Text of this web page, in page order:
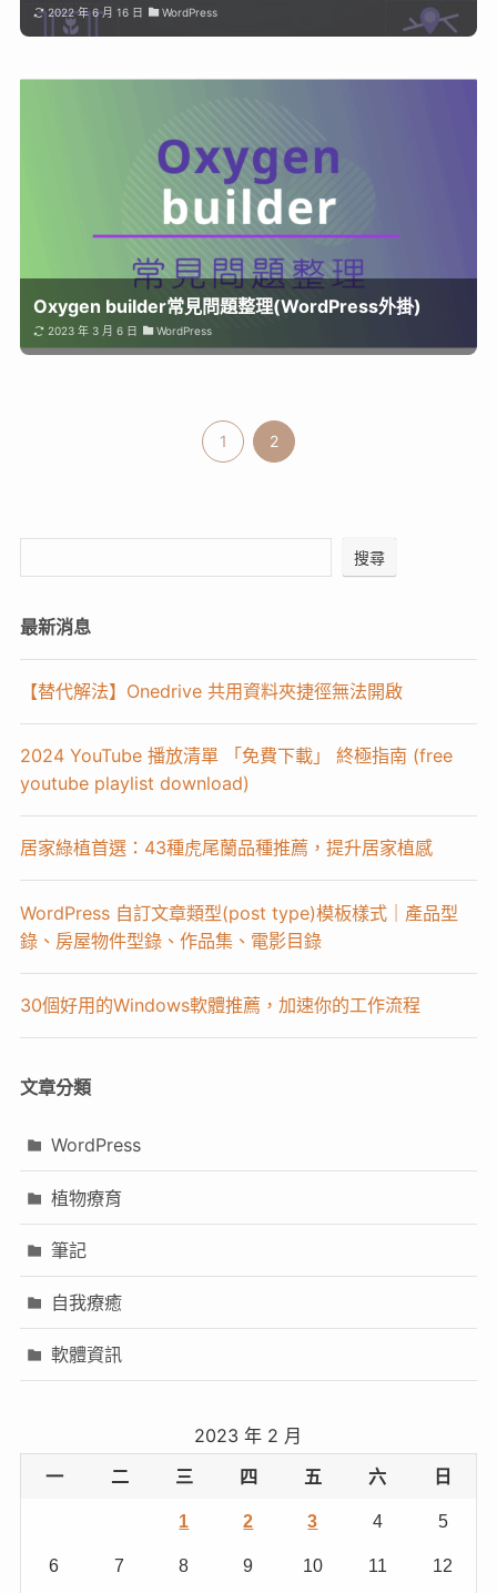
2022 年 6 月 16 日 WordPress
Oxygen builder常見問題整理(WordPress外掛)
2023 年 3 月 6 日 WordPress
1 2
搜尋
最新消息
【替代解法】Onedrive 共用資料夾捷徑無法開啟
2024 YouTube 播放清單 「免費下載」 終極指南 (free
youtube playlist download)
居家綠植首選：43種虎尾蘭品種推薦，提升居家植感
WordPress 自訂文章類型(post type)模板樣式｜產品型
錄、房屋物件型錄、作品集、電影目錄
30個好用的Windows軟體推薦，加速你的工作流程
文章分類
WordPress
植物療育
筆記
自我療癒
軟體資訊
2023 年 2 月
一
二 三 四 五 六 日
1 2 3 4 5
6 7 8 9 10 11 12